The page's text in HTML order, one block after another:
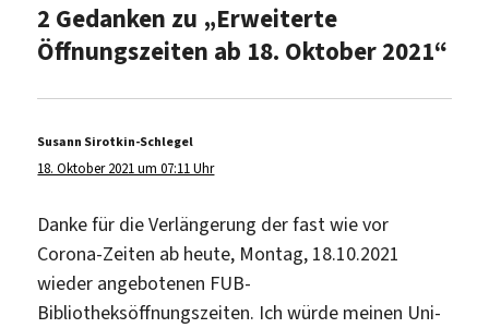
2 Gedanken zu „Erweiterte
Öffnungszeiten ab 18. Oktober 2021“
Susann Sirotkin-Schlegel
18. Oktober 2021 um 07:11 Uhr
Danke für die Verlängerung der fast wie vor
Corona-Zeiten ab heute, Montag, 18.10.2021
wieder angebotenen FUB-
Bibliotheksöffnungszeiten. Ich würde meinen Uni-